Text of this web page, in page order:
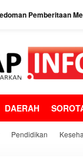
Pemberitaan
DAERAH
Pendidikan